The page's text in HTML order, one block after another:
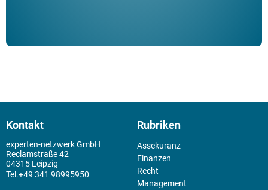
Kontakt
experten-netzwerk GmbH
Reclamstraße 42
04315 Leipzig
+49 341 98995950
Rubriken
Assekuranz
Finanzen
Recht
Management